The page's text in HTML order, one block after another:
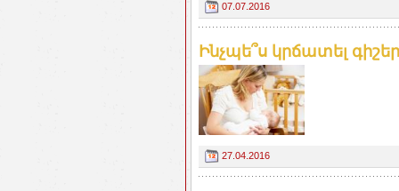
07.07.2016
Ինչպե՞ս կրճատել
27.04.2016